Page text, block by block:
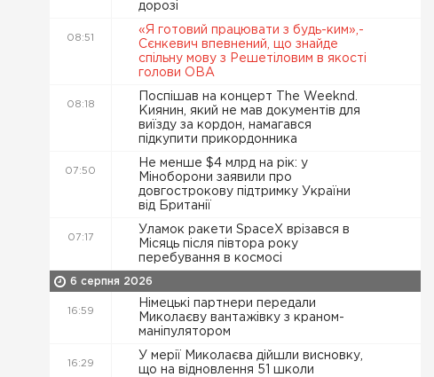
дорозі
08:51
«Я готовий працювати з будь-ким»,-
Сєнкевич впевнений, що знайде
спільну мову з Решетіловим в якості
голови ОВА
08:18
Поспішав на концерт The Weeknd.
Киянин, який не мав документів для
виїзду за кордон, намагався
підкупити прикордонника
07:50
Не менше $4 млрд на рік: у
Міноборони заявили про
довгострокову підтримку України
від Британії
07:17
Уламок ракети SpaceX врізався в
Місяць після півтора року
перебування в космосі
6 серпня 2026
16:59
Німецькі партнери передали
Миколаєву вантажівку з краном-
маніпулятором
16:29
У мерії Миколаєва дійшли висновку,
що на відновлення 51 школи